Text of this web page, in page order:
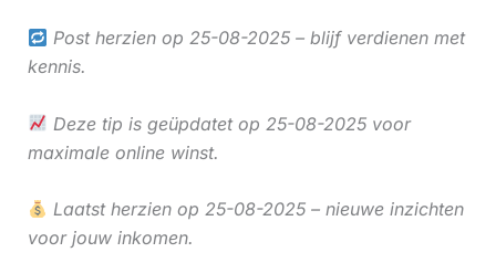
Post herzien op 25-08-2025 – blijf verdienen met
kennis.
Deze tip is geüpdatet op 25-08-2025 voor
maximale online winst.
Laatst herzien op 25-08-2025 – nieuwe inzichten
voor jouw inkomen.